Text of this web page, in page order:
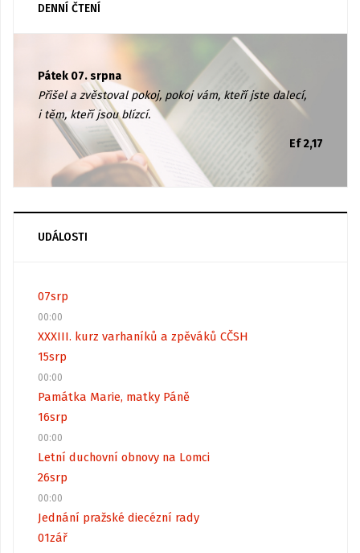
DENNÍ ČTENÍ
Pátek 07. srpna
Přišel a zvěstoval pokoj, pokoj vám, kteří jste dalecí,
i těm, kteří jsou blízcí.
Ef 2,17
UDÁLOSTI
07srp
00:00
XXXIII. kurz varhaníků a zpěváků CČSH
15srp
00:00
Památka Marie, matky Páně
16srp
00:00
Letní duchovní obnovy na Lomci
26srp
00:00
Jednání pražské diecézní rady
01zář